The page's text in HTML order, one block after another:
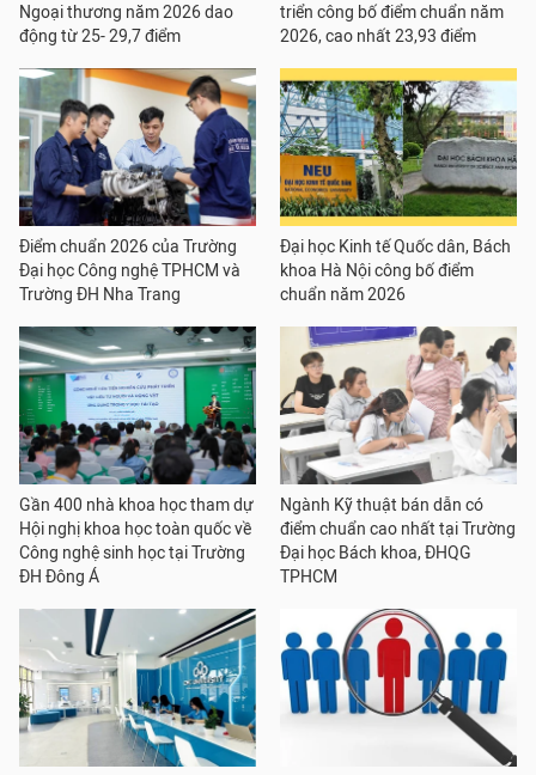
Ngoại thương năm 2026 dao
động từ 25- 29,7 điểm
triển công bố điểm chuẩn năm
2026, cao nhất 23,93 điểm
Điểm chuẩn 2026 của Trường
Đại học Công nghệ TPHCM và
Trường ĐH Nha Trang
Đại học Kinh tế Quốc dân, Bách
khoa Hà Nội công bố điểm
chuẩn năm 2026
Gần 400 nhà khoa học tham dự
Hội nghị khoa học toàn quốc về
Công nghệ sinh học tại Trường
ĐH Đông Á
Ngành Kỹ thuật bán dẫn có
điểm chuẩn cao nhất tại Trường
Đại học Bách khoa, ĐHQG
TPHCM